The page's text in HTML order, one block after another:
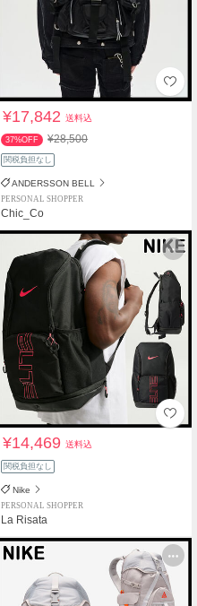
¥17,842送料込
37%OFF ¥28,500
関税負担なし
ANDERSSON BELL
PERSONAL SHOPPER
Chic_Co
¥14,469送料込
関税負担なし
Nike
PERSONAL SHOPPER
La Risata